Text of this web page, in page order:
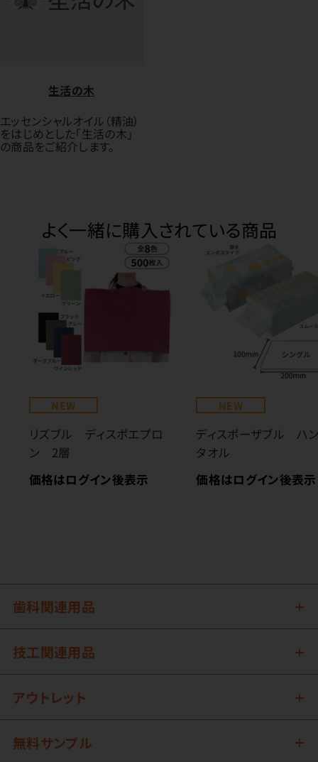
生活の木
エッセンシャルオイル（精油）
をはじめとした「生活の木」
の商品をご紹介します。
よく一緒に購入されている商品
NEW
リズブル ディスポエプロ
ン 2層
価格はログイン後表示
NEW
ディスポーザブル ハ
タオル
価格はログイン後表示
歯科関連用品
技工関連用品
アウトレット
無料サンプル